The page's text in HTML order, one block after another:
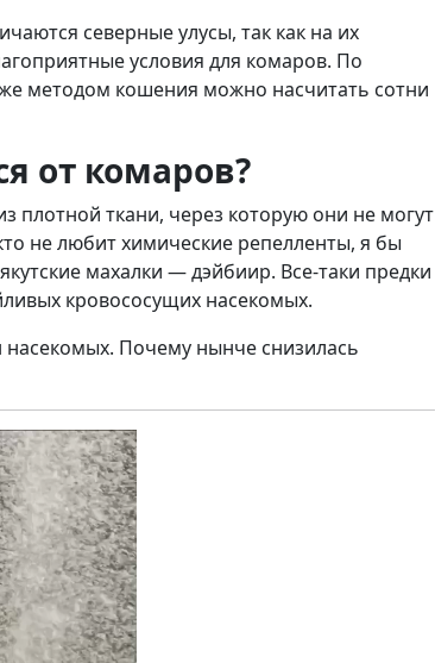
северные улусы, так как на их
условия для комаров. По
методом кошения можно насчитать сотни
от комаров?
ткани, через которую они не могут
не любит химические репелленты, я бы
махалки — дэйбиир. Все-таки предки
кровососущих насекомых.
Почему нынче снизилась